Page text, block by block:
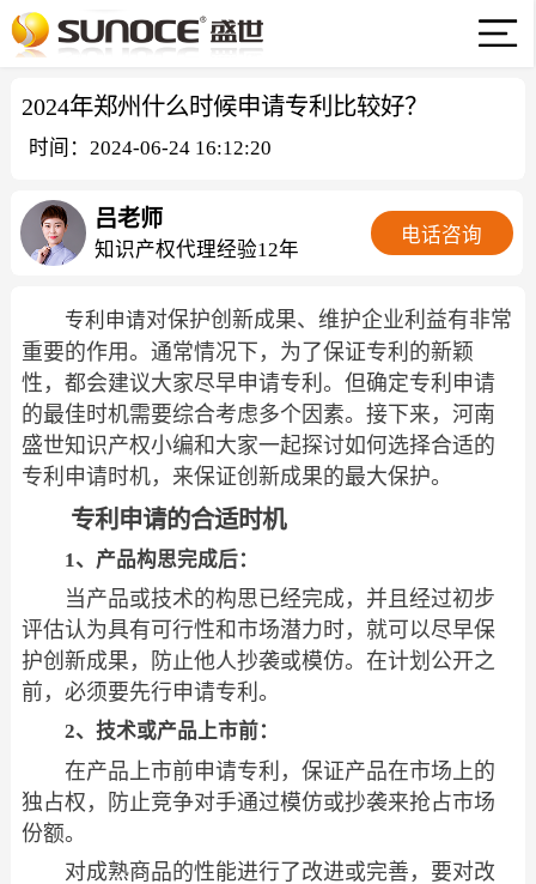
2024年郑州什么时候申请专利比较好？
时间：2024-06-24 16:12:20
吕老师
知识产权代理经验12年
电话咨询
专利申请对保护创新成果、维护企业利益有非常
重要的作用。通常情况下，为了保证专利的新颖
性，都会建议大家尽早申请专利。但确定专利申请
的最佳时机需要综合考虑多个因素。接下来，河南
盛世知识产权小编和大家一起探讨如何选择合适的
专利申请时机，来保证创新成果的最大保护。
专利申请的合适时机
1、产品构思完成后：
当产品或技术的构思已经完成，并且经过初步
评估认为具有可行性和市场潜力时，就可以尽早保
护创新成果，防止他人抄袭或模仿。在计划公开之
前，必须要先行申请专利。
2、技术或产品上市前：
在产品上市前申请专利，保证产品在市场上的
独占权，防止竞争对手通过模仿或抄袭来抢占市场
份额。
对成熟商品的性能进行了改进或完善，要对改